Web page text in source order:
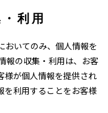
利用
おいてのみ、個人情報を
報の収集・利用は、お客
様が個人情報を提供され
を利用することをお客様